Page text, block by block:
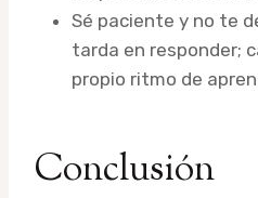
Sé paciente y no te
tarda en responder;
propio ritmo de
Conclusión